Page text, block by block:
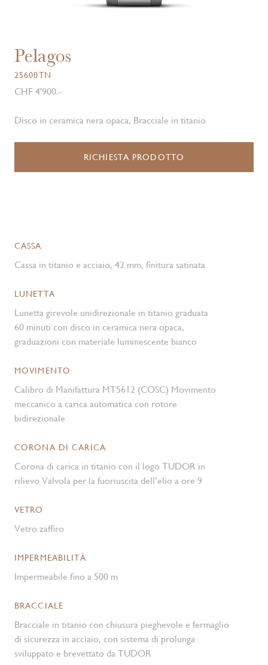
Pelagos
25600TN
CHF 4'900.-
Disco in ceramica nera opaca, Bracciale in titanio
RICHIESTA PRODOTTO
CASSA
Cassa in titanio e acciaio, 42 mm, finitura satinata
LUNETTA
Lunetta girevole unidirezionale in titanio graduata
60 minuti con disco in ceramica nera opaca,
graduazioni con materiale luminescente bianco
MOVIMENTO
Calibro di Manifattura MT5612 (COSC) Movimento
meccanico a carica automatica con rotore
bidirezionale
CORONA DI CARICA
Corona di carica in titanio con il logo TUDOR in
rilievo Valvola per la fuoriuscita dell’elio a ore 9
VETRO
Vetro zaffiro
IMPERMEABILITÀ
Impermeabile fino a 500 m
BRACCIALE
Bracciale in titanio con chiusura pieghevole e fermaglio
di sicurezza in acciaio, con sistema di prolunga
sviluppato e brevettato da TUDOR